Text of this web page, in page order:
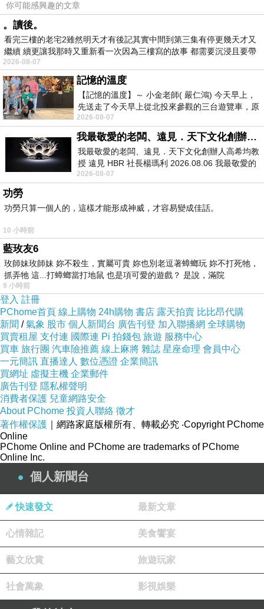
你可能感興趣的文章
。讀後。
看完三樓的老宅2雖然明天才有後記其實中間到第三集有停更幾天才又
繼續 續更讓我那時又重新看一次因為三樓寫的故事 都需要沉浸且要帶
有
2026-08-07
記憶的溫度
【記憶的溫度】～ 小金老師( 嚴仁鴻) 今天早上，
先送走了今天早上從北投來參觀的三台遊覽車，原
以為展場已經差不多要安靜下來，卻發
2026-08-07
我最敬愛的老闆、遠見．天下文化創辦人高希均教授
我最敬愛的老闆、遠見．天下文化創辦人高希均教
授 遠見 HBR 社長楊瑪利 2026.08.06 我最敬愛的
老闆、遠見．天下文化創辦人高希均教
2026-08-07
功勞
功勞只算一個人的，這樣才能形成神威，才容易變成佳話。
10 小時前
藍玫友6
玫師妹玫師妹 妳不殺生，實屬可貴 妳也別老逗著蟑螂玩 妳不打死牠，
抓弄牠 這...打蟑螂當打地鼠 也是項可愛的遊戲？ 是說，滿院
9 小時前
登入 註冊
PChome首頁 線上購物 24h購物 書店 露天拍賣 比比昂代購
新聞 /氣象 股市 個人新聞台 廣告刊登 加入聯播網 全球購物
買賣租屋 支付連 國際連 Pi 拍錢包 旅遊 服務中心
買車 旅行團 汽車險推薦 線上麻將 雜誌 星座命理 會員中心
一元簡訊 直播達人 數位憑證 企業簡訊
買網址 虛擬主機 企業郵件
廣告刊登 隱私權聲明
消費者保護 兒童網路安全
About PChome 投資人聯絡 徵才
著作權保護 ｜網路家庭版權所有、轉載必究 ‧Copyright PChome
Online
PChome Online and PChome are trademarks of PChome
Online Inc.
個人新聞台
快速發文 最新文章
心情雜記 美食饗宴
藝文欣賞 旅遊玩家
社會萬象 影視娛樂